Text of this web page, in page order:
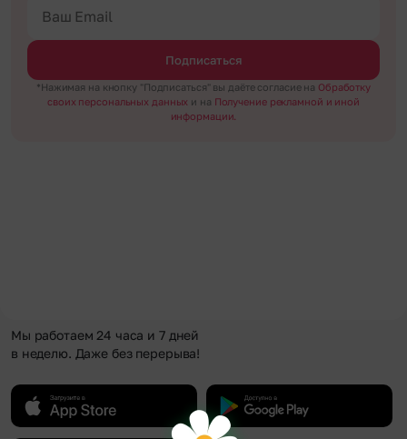
Подписаться
*Нажимая на кнопку "Подписаться" вы даёте согласие на Обработку
своих персональных данных и на Получение рекламной и иной
информации.
Мы работаем 24 часа и 7 дней
в неделю. Даже без перерыва!